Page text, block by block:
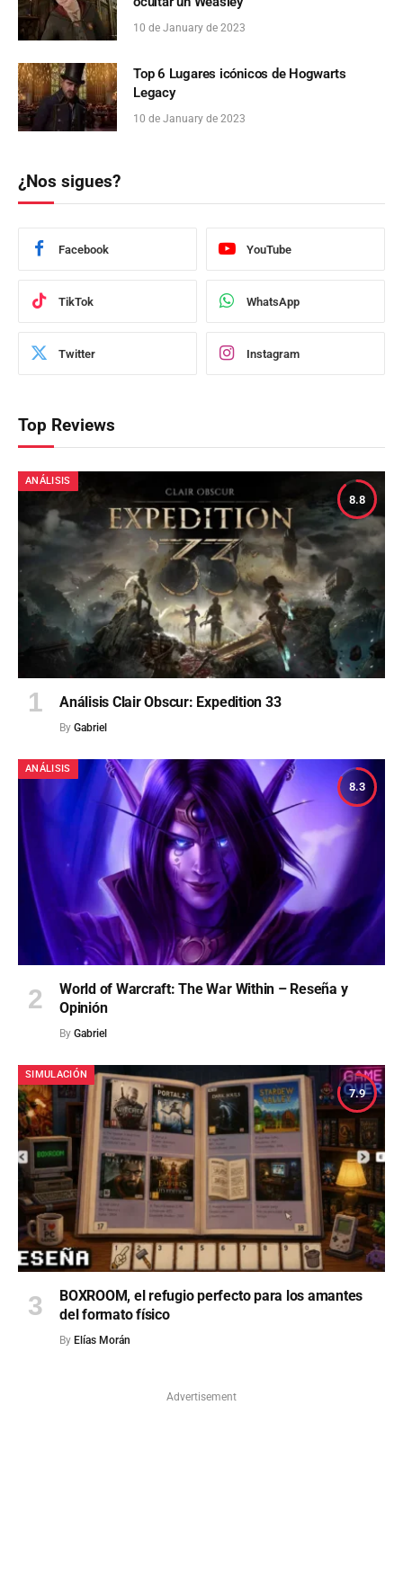
10 de January de 2023
Top 6 Lugares icónicos de Hogwarts
Legacy
10 de January de 2023
¿Nos sigues?
Facebook YouTube
TikTok WhatsApp
Twitter Instagram
Top Reviews
8.8
ANÁLISIS
Análisis Clair Obscur: Expedition 33
By Gabriel
8.3
ANÁLISIS
World of Warcraft: The War Within – Reseña y
Opinión
By Gabriel
7.9
SIMULACIÓN
BOXROOM, el refugio perfecto para los amantes
del formato físico
By Elías Morán
Advertisement